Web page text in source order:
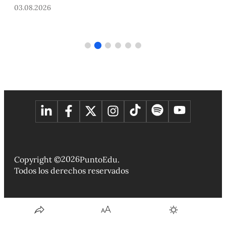
31.07.2026
Copyright ©2026PuntoEdu.
Todos los derechos reservados